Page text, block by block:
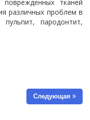
поврежденных тканей
различных проблем в
пародонтит,
Следующая